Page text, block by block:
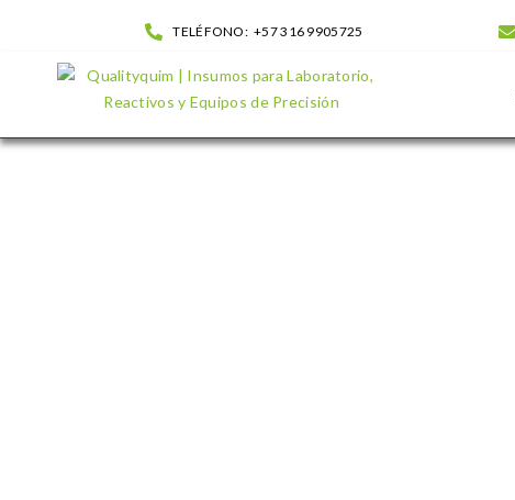
TELÉFONO: +57 316 9905725